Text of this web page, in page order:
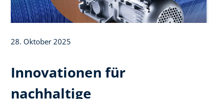
28. Oktober 2025
Innovationen für
nachhaltige